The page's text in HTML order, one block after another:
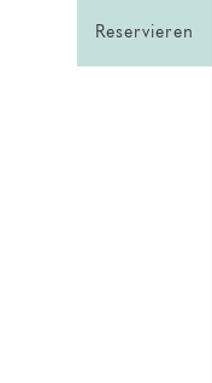
Reservieren